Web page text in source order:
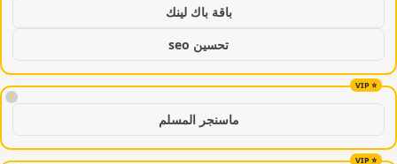
باقة باك لينك
تحسين seo
!
ماسنجر المسلم